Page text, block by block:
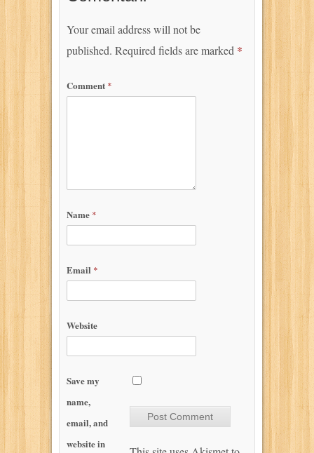
Your email address will not be
published. Required fields are marked *
Comment *
Name *
Email *
Website
Save my
name,
email, and
website in